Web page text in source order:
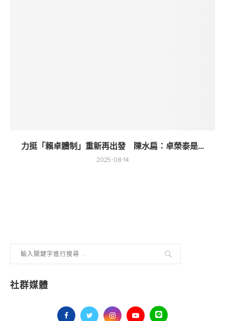
力挺「賴卓體制」重新再出發 陳水扁：卓榮泰是...
2025-08-14
社群媒體